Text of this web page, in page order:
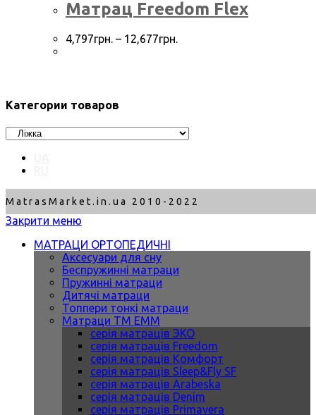
Матрац Freedom Flex
4,797грн. – 12,677грн.
Категории товаров
MatrasMarket.in.ua 2010-2022
Закрити меню
МАТРАЦИ ОРТОПЕДИЧНІ
Аксесуари для сну
Беспружинні матраци
Пружинні матраци
Дитячі матраци
Топпери тонкі матраци
Матраци ТМ ЕММ
серія матраців ЭКО
серія матраців Freedom
серія матраців Комфорт
серія матраців Sleep&Fly SF
серія матраців Arabeska
серія матраців Denim
серія матраців Primavera